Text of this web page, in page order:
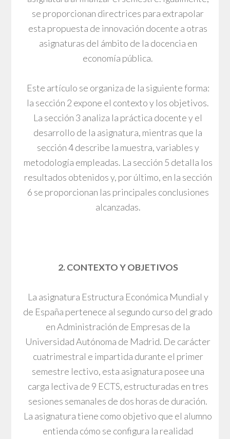
se proporcionan directrices para extrapolar
esta propuesta de innovación docente a otras
asignaturas del ámbito de la docencia en
economía pública.
Este artículo se organiza de la siguiente forma:
la sección 2 expone el contexto y los objetivos.
La sección 3 analiza la práctica docente y el
desarrollo de la asignatura, mientras que la
sección 4 describe la muestra, variables y
metodología empleadas. La sección 5 detalla los
resultados obtenidos y, por último, en la sección
6 se proporcionan las principales conclusiones
alcanzadas.
2. CONTEXTO Y OBJETIVOS
La asignatura Estructura Económica Mundial y
de España pertenece al segundo curso del grado
en Administración de Empresas de la
Universidad Autónoma de Madrid. De carácter
cuatrimestral e impartida durante el primer
semestre lectivo, esta asignatura posee una
carga lectiva de 9 ECTS, estructuradas en tres
sesiones semanales de dos horas de duración.
La asignatura tiene como objetivo que el alumno
entienda cómo se configura la realidad